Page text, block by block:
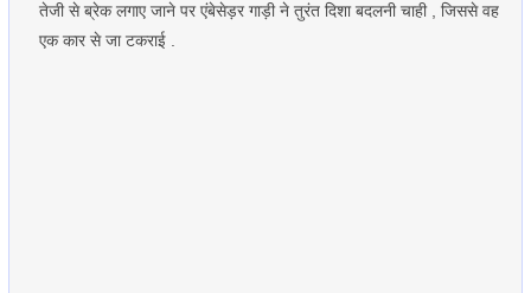
तेजी से ब्रेक लगाए जाने पर एंबेसेड़र गाड़ी ने तुरंत दिशा बदलनी चाही , जिससे वह
एक कार से जा टकराई .